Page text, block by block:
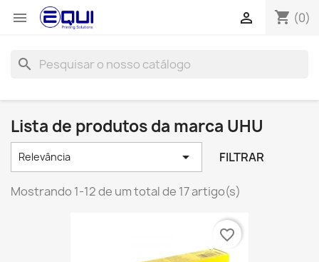
 shopping_cart (0)

search
Lista de produtos da marca UHU
Relevância  FILTRAR
Mostrando 1-12 de um total de 17 artigo(s)
favorite_border